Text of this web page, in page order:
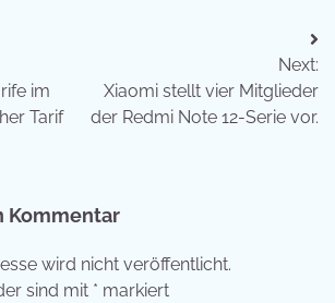
im
Tarif
Next:
Xiaomi stellt vier Mitglieder
der Redmi Note 12-Serie vor.
Kommentar
wird nicht veröffentlicht.
sind mit * markiert